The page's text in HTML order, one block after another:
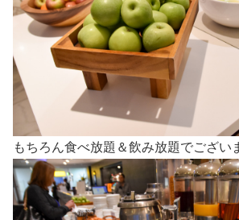
もちろん食べ放題＆飲み放題でござい